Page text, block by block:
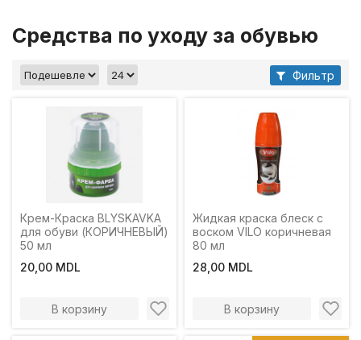
Средства по уходу за обувью
Фильтр
Крем-Краска BLYSKAVKA
для обуви (КОРИЧНЕВЫЙ)
50 мл
20,00 MDL
В корзину
Жидкая краска блеск с
воском VILO коричневая
80 мл
28,00 MDL
В корзину